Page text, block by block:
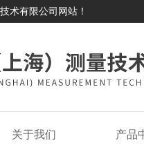
术有限公司网站！
关于我们 产品